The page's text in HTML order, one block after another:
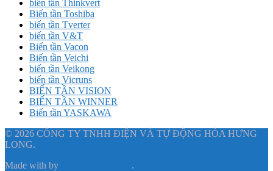
biến tần Thinkvert
Biến tần Toshiba
biến tần Tverter
biến tần V&T
Biến tần Vacon
Biến tần Veichi
biến tần Veikong
biến tần Vicruns
BIẾN TẦN VISION
BIẾN TẦN WINNER
Biến tần YASKAWA
© 2026 CÔNG TY TNHH ĐIỆN VÀ TỰ ĐỘNG HÓA HƯNG
LONG.
Made with by .